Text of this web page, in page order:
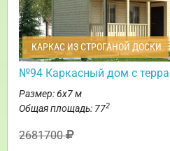
КАРКАС ИЗ СТРОГАНОЙ ДОСКИ
№94 Каркасный дом с
Размер: 6х7 м
Общая площадь: 772
2681700